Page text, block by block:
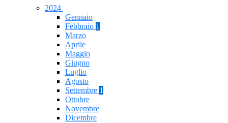
2024
Gennaio
Febbraio 1
Marzo
Aprile
Maggio
Giugno
Luglio
Agosto
Settembre 1
Ottobre
Novembre
Dicembre